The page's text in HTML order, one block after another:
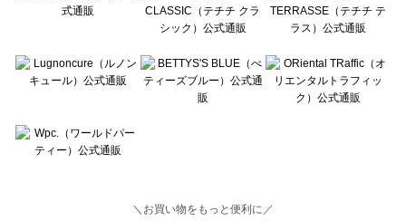
＼お買い物をもっと便利に／